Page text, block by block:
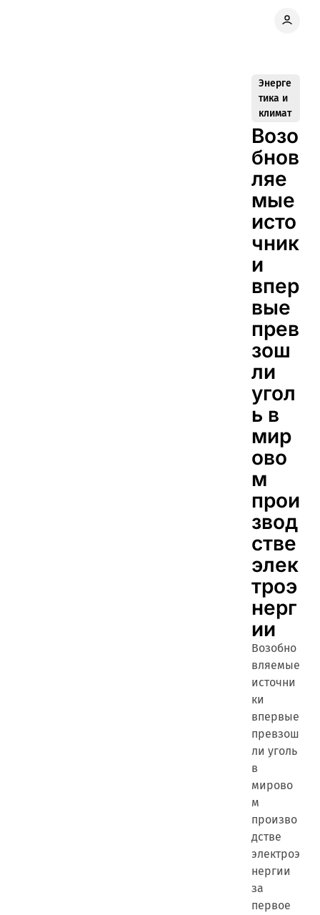
Энерге
тика и
климат
Возо
бнов
ляе
мые
исто
чник
и
впер
вые
прев
зош
ли
угол
ь в
мир
ово
м
прои
звод
стве
элек
троэ
нерг
ии
Возобно
вляемые
источни
ки
впервые
превзош
ли уголь
в
мирово
м
произво
дстве
электроэ
нергии
за
первое